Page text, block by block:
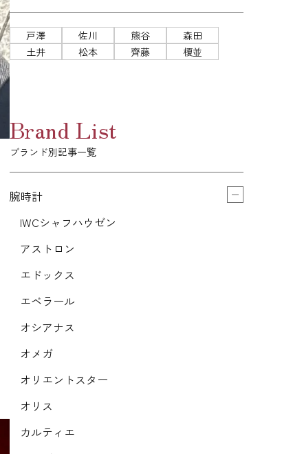
戸澤 佐川 熊谷
森田
土井
松本 齊藤 榎並
Brand List
ブランド別記事一覧
腕時計
IWCシャフハウゼン
アストロン
エドックス
エベラール
オシアナス
オメガ
オリエントスター
オリス
カルティエ